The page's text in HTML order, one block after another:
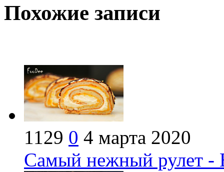
Похожие записи
1129 0 4 марта 2020
Самый нежный рулет -